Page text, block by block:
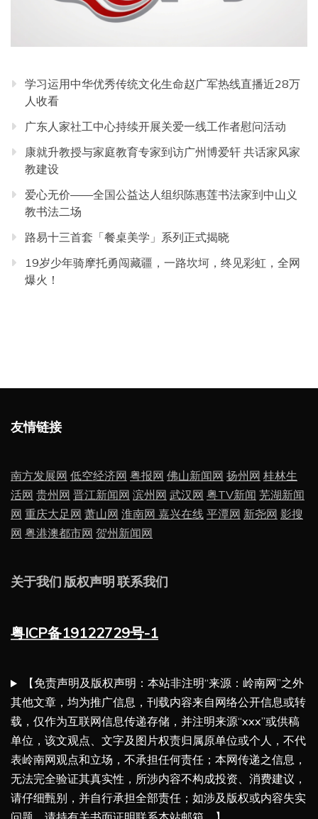
学习运用中华优秀传统文化生命赵广军热线直播近28万
人收看
广东人家社工中心持续开展关爱一线工作者慰问活动
康就升教授与家庭教育专家到访广州博爱轩 共话家风家
教建设
爱心无价——全国公益达人组织陈惠莲书法家到中山义
教书法二场
路易十三首套「餐桌美学」系列正式揭晓
19岁少年骑摩托勇闯藏疆，一路坎坷，终见彩虹，全网
爆火！
友情链接
南方发展网 低空经济网 粤报网 佛山新闻网 扬州网 桂林生
活网 贵州网 晋江新闻网 滨州网 武汉网 粤TV新闻 芜湖新闻
网 重庆大足网 萧山网 淮南网 嘉兴在线 平潭网 新尧网 影搜
网 粤港澳都市网 贺州新闻网
关于我们版权声明 联系我们
粤ICP备19122729号-1
【免责声明及版权声明：本站非注明“来源：岭南网”之外
其他文章，均为推广信息，刊载内容来自网络公开信息或转
载，仅作为互联网信息传递存储，并注明来源“xxx”或供稿
单位，该文观点、文字及图片权责归属原单位或个人，不代
表岭南网观点和立场，不承担任何责任；本网传递之信息，
无法完全验证其真实性，所涉内容不构成投资、消费建议，
请仔细甄别，并自行承担全部责任；如涉及版权或内容失实